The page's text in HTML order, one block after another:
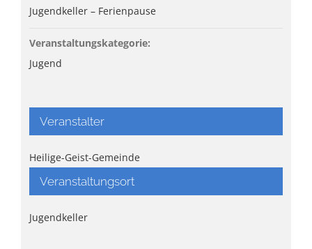
Jugendkeller – Ferienpause
Veranstaltungskategorie:
Jugend
Veranstaltungsort
Jugendkeller
Veranstalter
Heilige-Geist-Gemeinde